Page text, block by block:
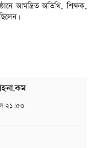
আমন্ত্রিত অতিথি, শিক্ষক,
২১:৫৩